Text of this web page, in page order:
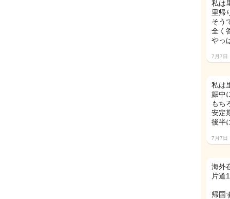
私は
里帰
そう
全く
やっ
7月7日
私は
娠中
もち
安定
後半
7月7日
海外
片道
帰国